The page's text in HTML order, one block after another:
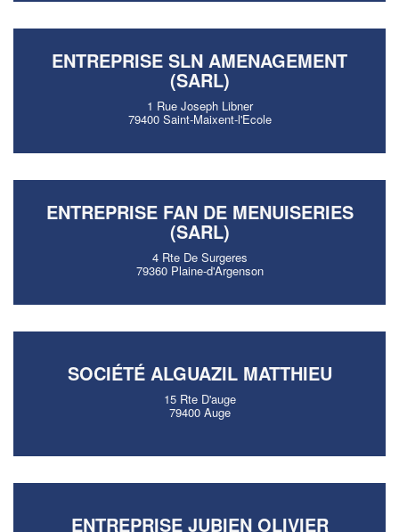
ENTREPRISE SLN AMENAGEMENT
(SARL)
1 Rue Joseph Libner
79400 Saint-Maixent-l'Ecole
ENTREPRISE FAN DE MENUISERIES
(SARL)
4 Rte De Surgeres
79360 Plaine-d'Argenson
SOCIÉTÉ ALGUAZIL MATTHIEU
15 Rte D'auge
79400 Auge
ENTREPRISE JUBIEN OLIVIER